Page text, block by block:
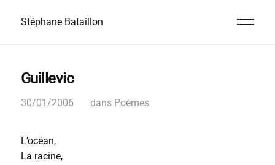
Stéphane Bataillon
Guillevic
30/01/2006 dans Poèmes
L’océan,
La racine,